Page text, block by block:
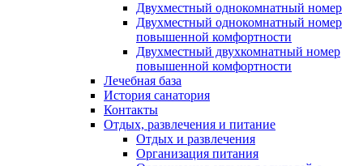
Двухместный однокомнатный номер
Двухместный однокомнатный номер
повышенной комфортности
Двухместный двухкомнатный номер
повышенной комфортности
Лечебная база
История санатория
Контакты
Отдых, развлечения и питание
Отдых и развлечения
Организация питания